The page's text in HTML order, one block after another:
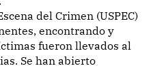
del Crimen (USPEC)
encontrando y
fueron llevados al
Se han abierto